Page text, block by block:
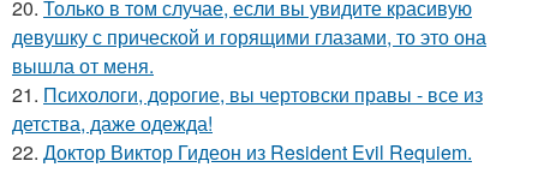
20. Только в том случае, если вы увидите красивую
девушку с прической и горящими глазами, то это она
вышла от меня.
21. Психологи, дорогие, вы чертовски правы - все из
детства, даже одежда!
22. Доктор Виктор Гидеон из Resident Evil Requiem.